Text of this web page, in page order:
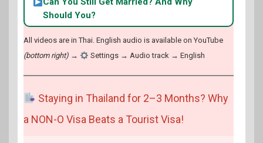
Should You?
All videos are in Thai. English audio is available on YouTube
(bottom right) → Settings → Audio track → English
Staying in Thailand for 2–3 Months? Why
a NON-O Visa Beats a Tourist Visa!